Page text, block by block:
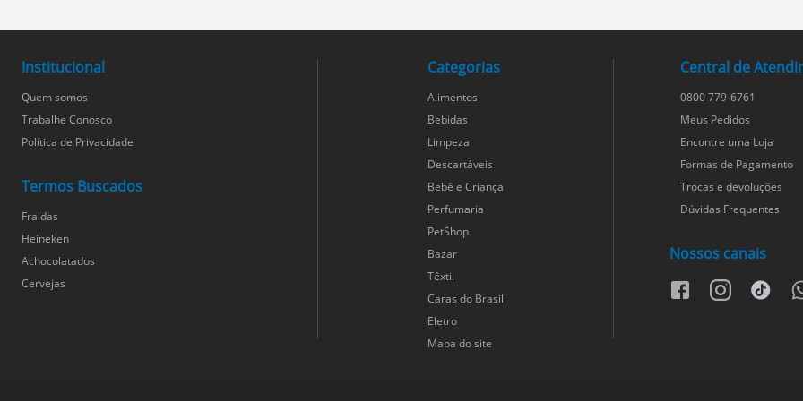
Institucional
Quem somos
Trabalhe Conosco
Política de Privacidade
Termos Buscados
Fraldas
Heineken
Achocolatados
Cervejas
Categorias
Alimentos
Bebidas
Limpeza
Descartáveis
Bebê e Criança
Perfumaria
PetShop
Bazar
Têxtil
Caras do Brasil
Eletro
Mapa do site
Central de
0800 779-6761
Meus Pedidos
Encontre uma Loja
Formas de Pagamento
Trocas e devoluções
Dúvidas Frequentes
Nossos canais
facebookinstagramtiktok